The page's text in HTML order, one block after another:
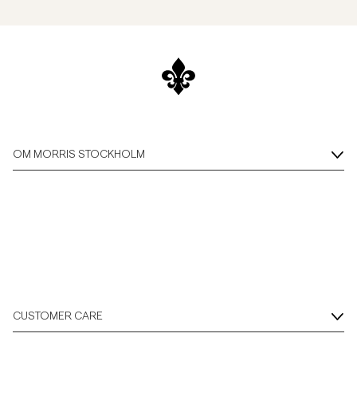
OM MORRIS STOCKHOLM
CUSTOMER CARE